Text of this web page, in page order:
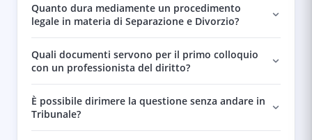
Quanto dura mediamente un procedimento
legale in materia di Separazione e Divorzio?
Quali documenti servono per il primo colloquio
con un professionista del diritto?
È possibile dirimere la questione senza andare in
Tribunale?